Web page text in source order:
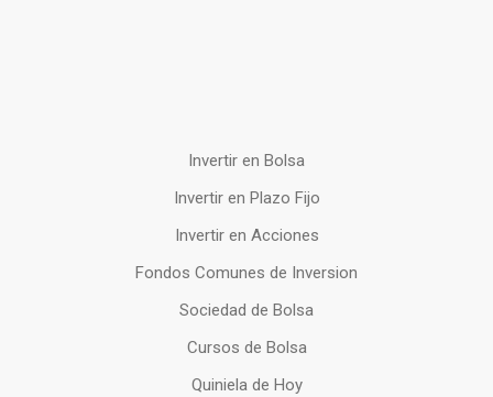
Invertir en Bolsa
Invertir en Plazo Fijo
Invertir en Acciones
Fondos Comunes de Inversion
Sociedad de Bolsa
Cursos de Bolsa
Quiniela de Hoy